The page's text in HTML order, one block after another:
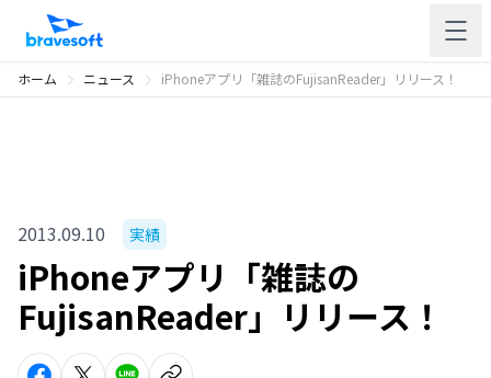
ホーム ニュース iPhoneアプリ「雑誌のFujisanReader」リリース！
2013.09.10 実績
iPhoneアプリ「雑誌の
FujisanReader」リリース！